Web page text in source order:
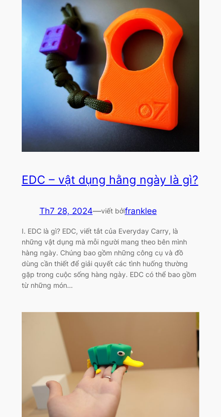
EDC – vật dụng hằng ngày là gì?
Th7 28, 2024—viết bởifranklee
I. EDC là gì? EDC, viết tắt của Everyday Carry, là
những vật dụng mà mỗi người mang theo bên mình
hàng ngày. Chúng bao gồm những công cụ và đồ
dùng cần thiết để giải quyết các tình huống thường
gặp trong cuộc sống hàng ngày. EDC có thể bao gồm
từ những món…